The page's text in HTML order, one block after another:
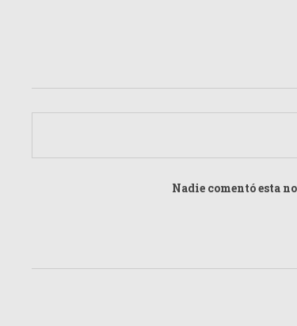
Nadie comentó esta